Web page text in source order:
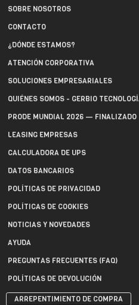
SOBRE NOSOTROS
CONTACTO
¿DÓNDE ESTAMOS?
ATENCIÓN CORPORATIVA
SOLUCIONES EMPRESARIALES
QUIÉNES SOMOS - GERBIO
PRODE MUNDIAL 2026 — FINALIZADO
LEASING EMPRESAS
CALCULADORA DE UPS
DATOS BANCARIOS
POLÍTICAS DE PRIVACIDAD
POLÍTICAS DE COOKIES
NOTICIAS Y NOVEDADES
AYUDA
PREGUNTAS FRECUENTES (FAQ)
POLÍTICAS DE DEVOLUCIÓN
ARREPENTIMIENTO DE COMPRA